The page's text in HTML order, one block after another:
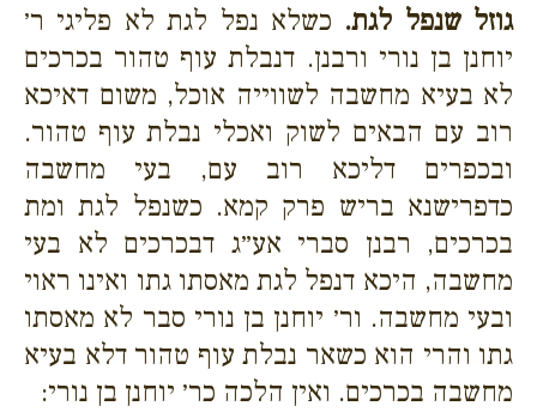
גוזל שנפל לגת. כשלא נפל לגת לא פליגי ר׳
יוחנן בן נורי ורבנן. דנבלת עוף טהור בכרכים
לא בעיא מחשבה לשווייה אוכל, משום דאיכא
רוב עם הבאים לשוק ואכלי נבלת עוף טהור.
ובכפרים דליכא רוב עם, בעי מחשבה
כדפרישנא בריש פרק קמא. כשנפל לגת ומת
בכרכים, רבנן סברי אע״ג דבכרכים לא בעי
מחשבה, היכא דנפל לגת מאסתו גתו ואינו ראוי
ובעי מחשבה. ור׳ יוחנן בן נורי סבר לא מאסתו
גתו והרי הוא כשאר נבלת עוף טהור דלא בעיא
מחשבה בכרכים. ואין הלכה כר׳ יוחנן בן נורי: